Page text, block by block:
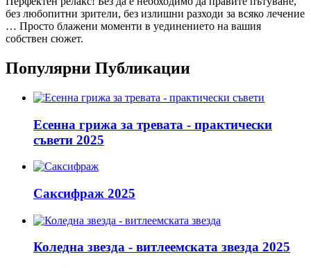
без любопитни зрители, без излишни разходи за всяко лечение
… Просто блажени моменти в уединението на вашия
собствен сюжет.
Популярни Публикации
Есенна грижа за тревата - практически
съвети 2025
Саксифраж 2025
Коледна звезда - витлеемската звезда 2025